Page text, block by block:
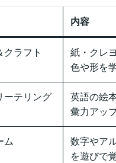
内容
クラフト
紙・クレ
色や形を
ーテリング
英語の絵
彙力アッ
ム
数字やア
を遊びで